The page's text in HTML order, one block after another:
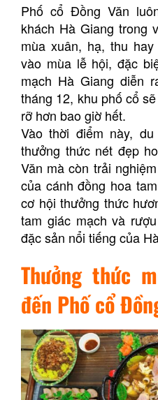
Phố cổ Đồng Văn
khách Hà Giang trong
mùa xuân, hạ, thu
vào mùa lễ hội, đặc
mạch Hà Giang diễn
tháng 12, khu phố cổ
rỡ hơn bao giờ hết.
Vào thời điểm này,
thưởng thức nét đẹp
Văn mà còn trải
của cánh đồng hoa
cơ hội thưởng thức
tam giác mạch và
đặc sản nổi tiếng của
Thưởng thức
đến Phố cổ